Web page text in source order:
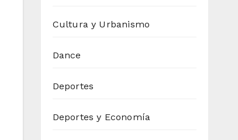
Cultura y Urbanismo
Dance
Deportes
Deportes y Economía